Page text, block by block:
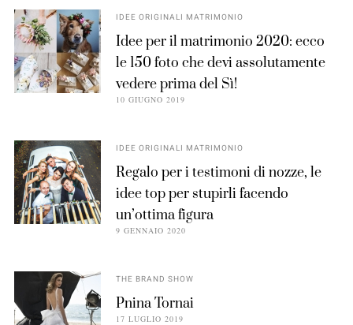
IDEE ORIGINALI MATRIMONIO
Idee per il matrimonio 2020: ecco
le 150 foto che devi assolutamente
vedere prima del Sì!
10 GIUGNO 2019
IDEE ORIGINALI MATRIMONIO
Regalo per i testimoni di nozze, le
idee top per stupirli facendo
un’ottima figura
9 GENNAIO 2020
THE BRAND SHOW
Pnina Tornai
17 LUGLIO 2019